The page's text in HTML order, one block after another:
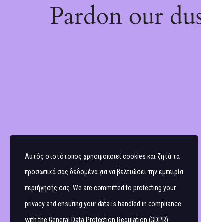
Pardon our
Αυτός ο ιστότοπος χρησιμοποιεί cookies και ζητά τα
προσωπικά σας δεδομένα για να βελτιώσει την εμπειρία
περιήγησής σας. We are committed to protecting your
privacy and ensuring your data is handled in compliance
with the General Data Protection Regulation (GDPR)